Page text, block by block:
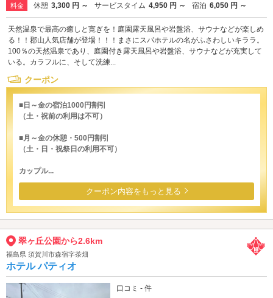
料金 休憩 3,300 円 ～ サービスタイム 4,950 円 ～ 宿泊 6,050 円 ～
天然温泉で最高の癒しと寛ぎを！庭園露天風呂や岩盤浴、サウナなどが楽しめ
る！！郡山人気店舗が登場！！！まさにスパホテルの名がふさわしいキララ。
100％の天然温泉であり、庭園付き露天風呂や岩盤浴、サウナなどが充実して
いる。カラフルに、そして洗練...
クーポン
■日～金の宿泊1000円割引
（土・祝前の利用は不可）
■月～金の休憩・500円割引
（土・日・祝祭日の利用不可）
カップル...
クーポン内容をもっと見る
翠ヶ丘公園から2.6km
福島県 須賀川市森宿字茶畑
ホテル パティオ
口コミ - 件